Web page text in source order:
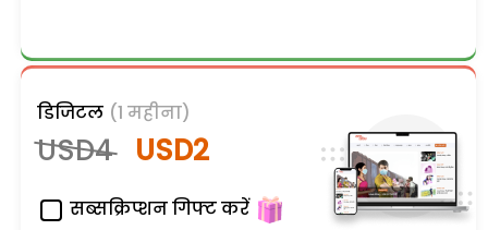
डिजिटल (1 महीना)
USD4 USD2
सब्सक्रिप्शन गिफ्ट करें